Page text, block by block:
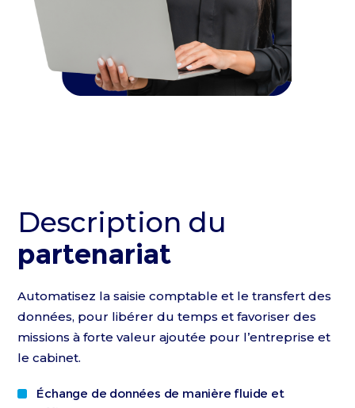
Description du
partenariat
Automatisez la saisie comptable et le transfert des
données, pour libérer du temps et favoriser des
missions à forte valeur ajoutée pour l’entreprise et
le cabinet.
Échange de données de manière fluide et